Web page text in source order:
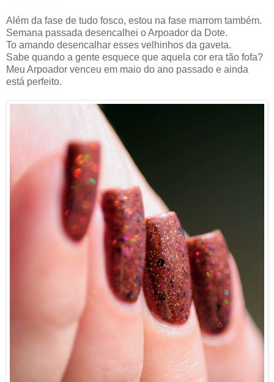
Além da fase de tudo fosco, estou na fase marrom também.
Semana passada desencalhei o Arpoador da Dote.
To amando desencalhar esses velhinhos da gaveta.
Sabe quando a gente esquece que aquela cor era tão fofa?
Meu Arpoador venceu em maio do ano passado e ainda
está perfeito.